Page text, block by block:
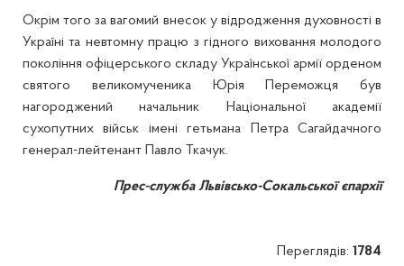
Окрім того за вагомий внесок у відродження духовності в
Україні та невтомну працю з гідного виховання молодого
покоління офіцерського складу Української армії орденом
святого великомученика Юрія Переможця був
нагороджений начальник Національної академії
сухопутних військ імені гетьмана Петра Сагайдачного
генерал-лейтенант Павло Ткачук.
Прес-служба Львівсько-Сокальської єпархії
Переглядів: 1784